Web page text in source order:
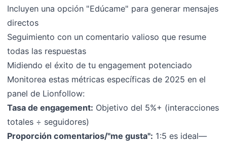
Incluyen una opción "Edúcame" para generar mensajes
directos
Seguimiento con un comentario valioso que resume
todas las respuestas
Midiendo el éxito de tu engagement potenciado
Monitorea estas métricas específicas de 2025 en el
panel de Lionfollow:
Tasa de engagement: Objetivo del 5%+ (interacciones
totales ÷ seguidores)
Proporción comentarios/"me gusta": 1:5 es ideal—